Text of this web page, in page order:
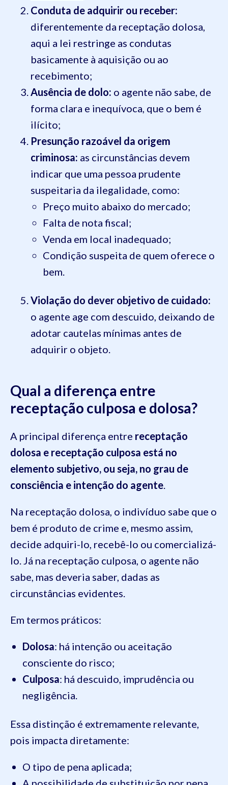
Conduta de adquirir ou receber:
diferentemente da receptação dolosa,
aqui a lei restringe as condutas
basicamente à aquisição ou ao
recebimento;
Ausência de dolo: o agente não sabe, de
forma clara e inequívoca, que o bem é
ilícito;
Presunção razoável da origem
criminosa: as circunstâncias devem
indicar que uma pessoa prudente
suspeitaria da ilegalidade, como:
Preço muito abaixo do mercado;
Falta de nota fiscal;
Venda em local inadequado;
Condição suspeita de quem oferece o
bem.
Violação do dever objetivo de cuidado:
o agente age com descuido, deixando de
adotar cautelas mínimas antes de
adquirir o objeto.
Qual a diferença entre
receptação culposa e dolosa?
A principal diferença entre receptação
dolosa e receptação culposa está no
elemento subjetivo, ou seja, no grau de
consciência e intenção do agente.
Na receptação dolosa, o indivíduo sabe que o
bem é produto de crime e, mesmo assim,
decide adquiri-lo, recebê-lo ou comercializá-
lo. Já na receptação culposa, o agente não
sabe, mas deveria saber, dadas as
circunstâncias evidentes.
Em termos práticos:
Dolosa: há intenção ou aceitação
consciente do risco;
Culposa: há descuido, imprudência ou
negligência.
Essa distinção é extremamente relevante,
pois impacta diretamente:
O tipo de pena aplicada;